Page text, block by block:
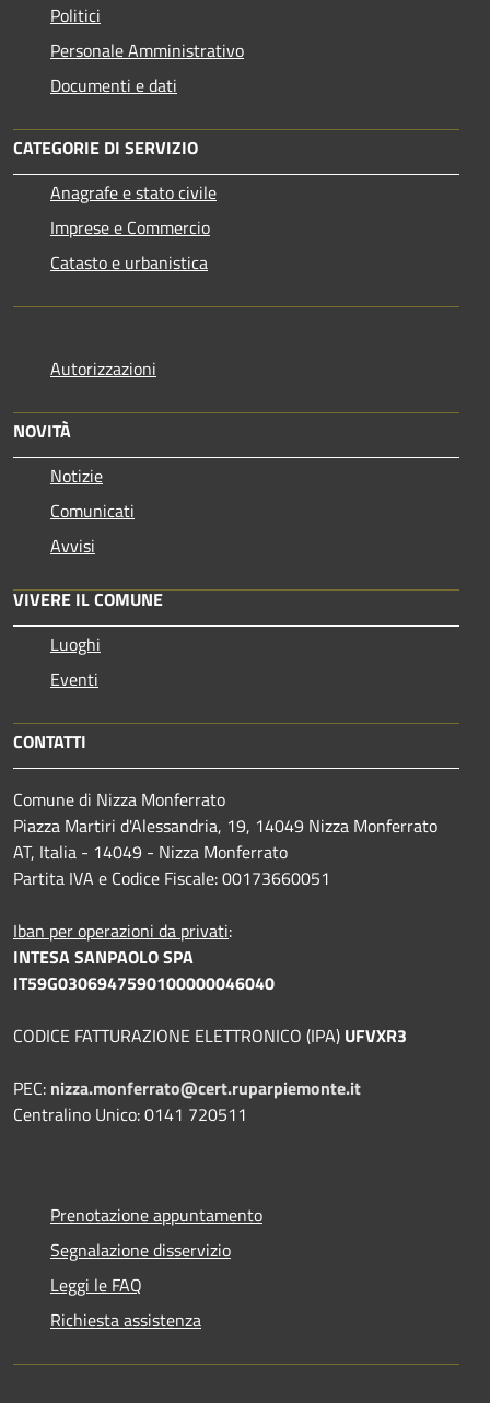
Politici
Personale Amministrativo
Documenti e dati
CATEGORIE DI SERVIZIO
Anagrafe e stato civile
Imprese e Commercio
Catasto e urbanistica
Autorizzazioni
NOVITÀ
Notizie
Comunicati
Avvisi
VIVERE IL COMUNE
Luoghi
Eventi
CONTATTI
Comune di Nizza Monferrato
Piazza Martiri d'Alessandria, 19, 14049 Nizza Monferrato
AT, Italia - 14049 - Nizza Monferrato
Partita IVA e Codice Fiscale: 00173660051
Iban per operazioni da privati:
INTESA SANPAOLO SPA
IT59G0306947590100000046040
CODICE FATTURAZIONE ELETTRONICO (IPA) UFVXR3
PEC: nizza.monferrato@cert.ruparpiemonte.it
Centralino Unico: 0141 720511
Prenotazione appuntamento
Segnalazione disservizio
Leggi le FAQ
Richiesta assistenza